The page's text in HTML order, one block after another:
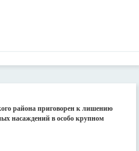
района приговорен к лишению
насаждений в особо крупном